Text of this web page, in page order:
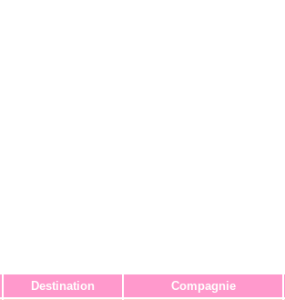
Destination Compagnie